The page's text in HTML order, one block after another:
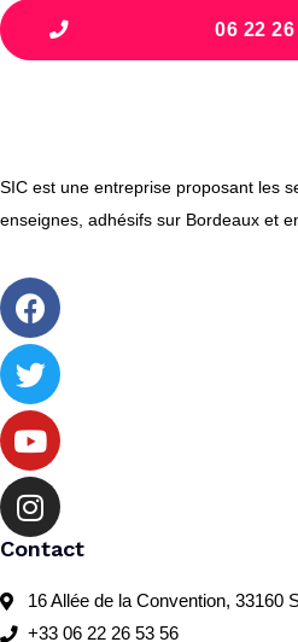
06 22
SIC est une entreprise proposant les
enseignes, adhésifs sur Bordeaux et
Contact
16 Allée de la Convention, 33160
+33 06 22 26 53 56